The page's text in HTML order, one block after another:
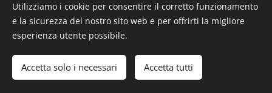
© 2019 ILMondodeiMaterassi, Via Nazionale, 110 27049 Stradella
Utilizziamo i cookie per consentire il corretto funzionamento
e la sicurezza del nostro sito web e per offrirti la migliore
esperienza utente possibile.
Accetta solo i necessari Accetta tutti